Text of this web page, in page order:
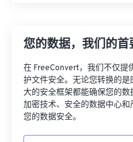
您的数据，我们的首
在 FreeConvert，我们不仅提
护文件安全。无论您转换的
大的安全框架都能确保您的
加密技术、安全的数据中心
您的数据安全。